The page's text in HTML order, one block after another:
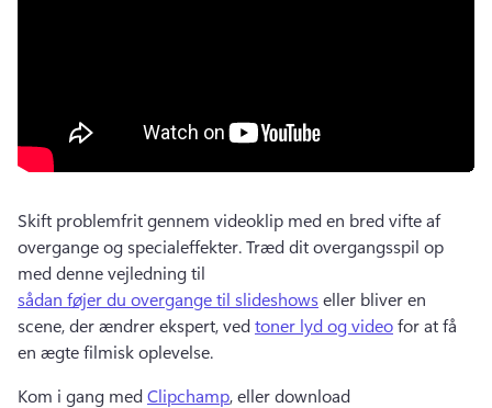
Skift problemfrit gennem videoklip med en bred vifte af
overgange og specialeffekter. Træd dit overgangsspil op
med denne vejledning til
sådan føjer du overgange til slideshows eller bliver en
scene, der ændrer ekspert, ved toner lyd og video for at få
en ægte filmisk oplevelse.
Kom i gang med Clipchamp, eller download